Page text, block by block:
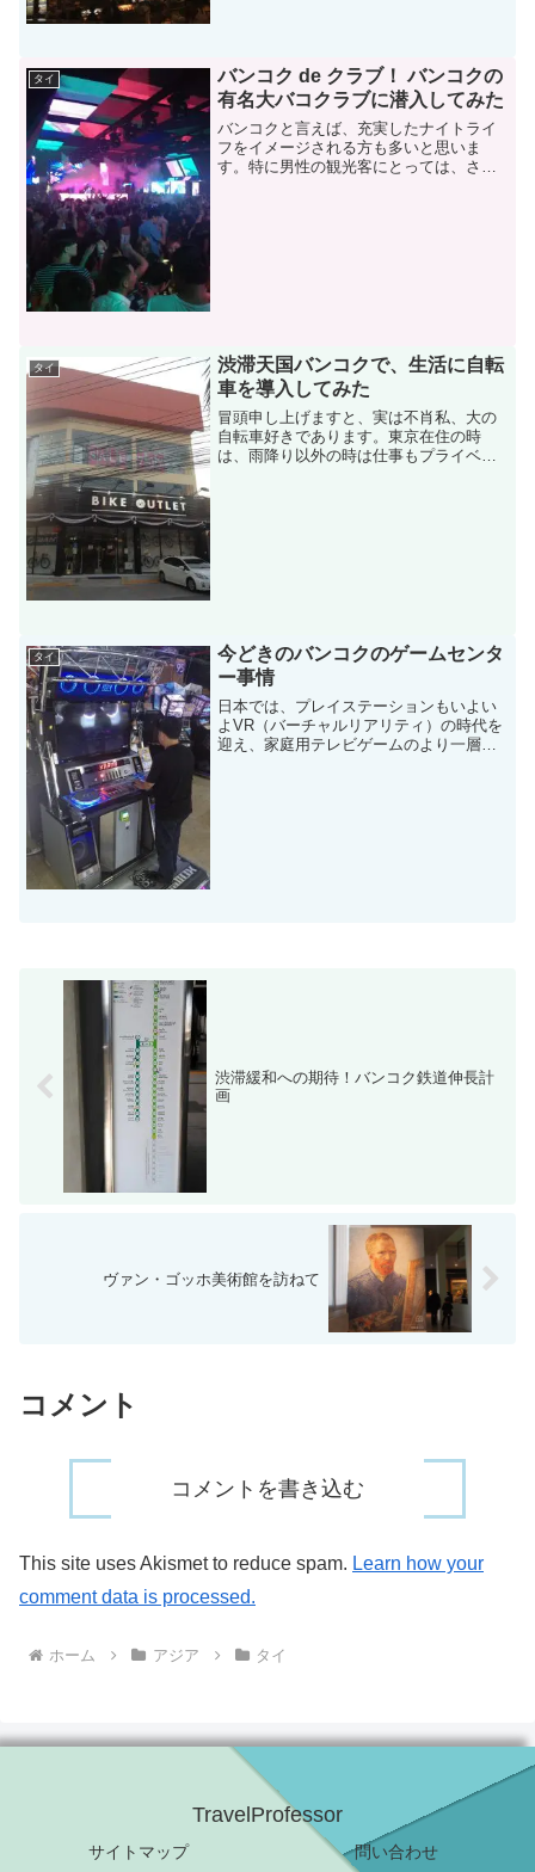
タイ
バンコク de クラブ！ バンコクの
有名大バコクラブに潜入してみた
バンコクと言えば、充実したナイトライ
フをイメージされる方も多いと思いま
す。特に男性の観光客にとっては、さま
タイ
渋滞天国バンコクで、生活に自転
車を導入してみた
冒頭申し上げますと、実は不肖私、大の
自転車好きであります。東京在住の時
は、雨降り以外の時は仕事もプライベー
タイ
今どきのバンコクのゲームセンタ
ー事情
日本では、プレイステーションもいよい
よVR（バーチャルリアリティ）の時代を
迎え、家庭用テレビゲームのより一層の
渋滞緩和への期待！バンコク鉄道伸長計
画
ヴァン・ゴッホ美術館を訪ねて
コメント
コメントを書き込む
This site uses Akismet to reduce spam. Learn how your
comment data is processed.
ホーム アジア タイ
TravelProfessor
サイトマップ 問い合わせ